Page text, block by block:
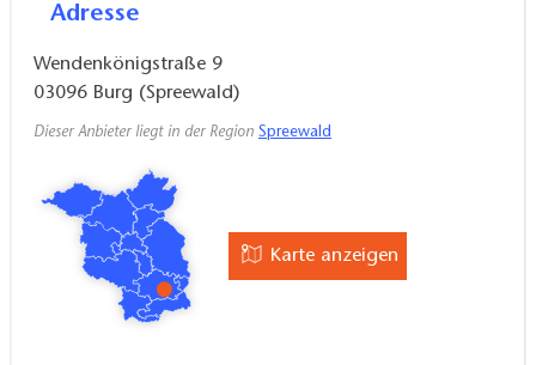
Adresse
Wendenkönigstraße 9
03096 Burg (Spreewald)
Dieser Anbieter liegt in der Region Spreewald
Karte anzeigen